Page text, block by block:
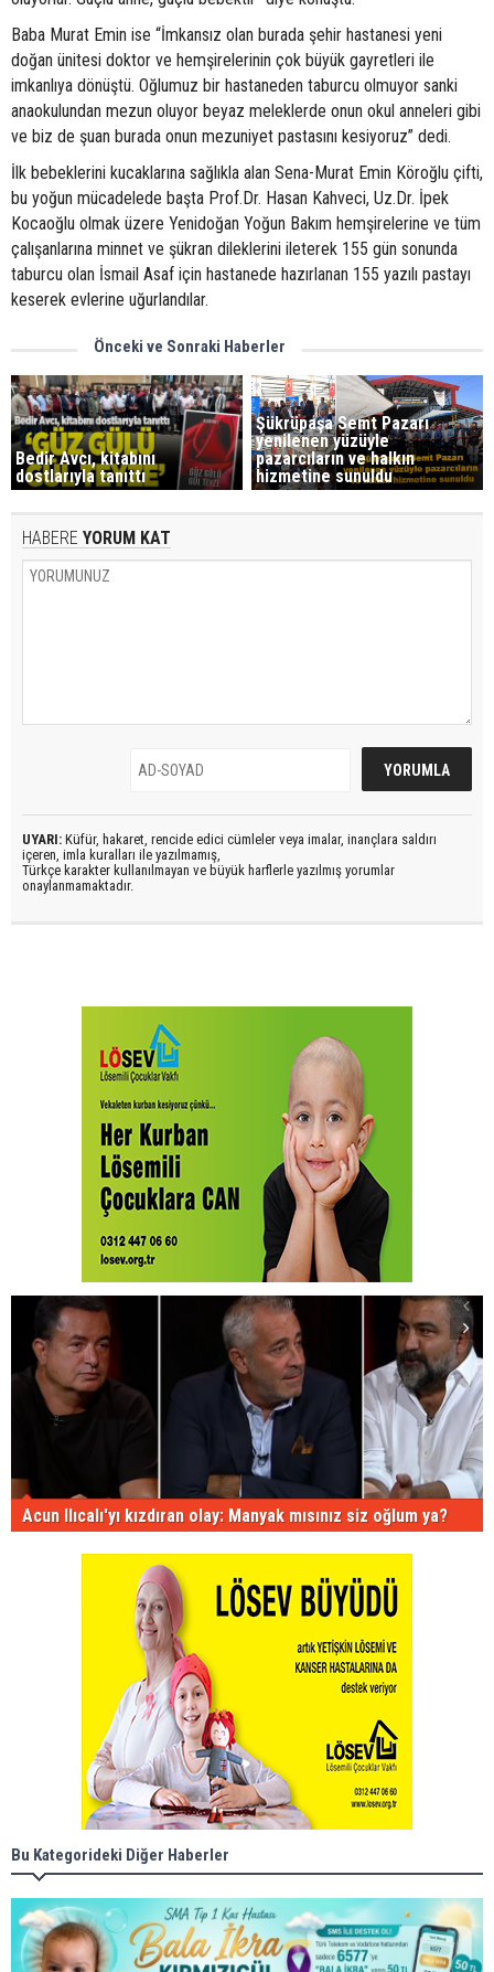
Baba Murat Emin ise “İmkansız olan burada şehir hastanesi yeni
doğan ünitesi doktor ve hemşirelerinin çok büyük gayretleri ile
imkanlıya dönüştü. Oğlumuz bir hastaneden taburcu olmuyor sanki
anaokulundan mezun oluyor beyaz meleklerde onun okul anneleri gibi
ve biz de şuan burada onun mezuniyet pastasını kesiyoruz” dedi.
İlk bebeklerini kucaklarına sağlıkla alan Sena-Murat Emin Köroğlu çifti,
bu yoğun mücadelede başta Prof.Dr. Hasan Kahveci, Uz.Dr. İpek
Kocaoğlu olmak üzere Yenidoğan Yoğun Bakım hemşirelerine ve tüm
çalışanlarına minnet ve şükran dileklerini ileterek 155 gün sonunda
taburcu olan İsmail Asaf için hastanede hazırlanan 155 yazılı pastayı
keserek evlerine uğurlandılar.
Önceki ve Sonraki Haberler
Bedir Avcı, kitabını
dostlarıyla tanıttı
Şükrüpaşa Semt Pazarı
yenilenen yüzüyle
pazarcıların ve halkın
hizmetine sunuldu
HABERE YORUM KAT
UYARI: Küfür, hakaret, rencide edici cümleler veya imalar, inançlara saldırı
içeren, imla kuralları ile yazılmamış,
Türkçe karakter kullanılmayan ve büyük harflerle yazılmış yorumlar
onaylanmamaktadır.
Acun Ilıcalı'yı kızdıran olay: Manyak mısınız siz oğlum ya?
Bu Kategorideki Diğer Haberler